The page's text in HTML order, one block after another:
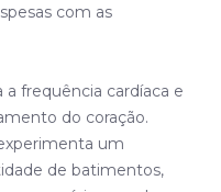
com as
a frequência cardíaca e
do coração.
um
de batimentos,